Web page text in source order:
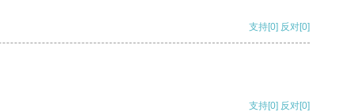
支持[0] 反对[0]
支持[0] 反对[0]